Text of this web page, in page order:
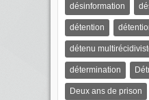
désinformation
détention
détenu
détermination
Deux ans de prison